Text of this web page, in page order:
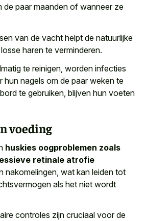
de paar maanden of wanneer ze
van de vacht helpt de natuurlijke
haren te verminderen.
te reinigen, worden infecties
hun nagels om de paar weken te
te gebruiken, blijven hun voeten
voeding
huskies oogproblemen zoals
retinale atrofie
nakomelingen, wat kan leiden tot
als het niet wordt
controles zijn cruciaal voor de